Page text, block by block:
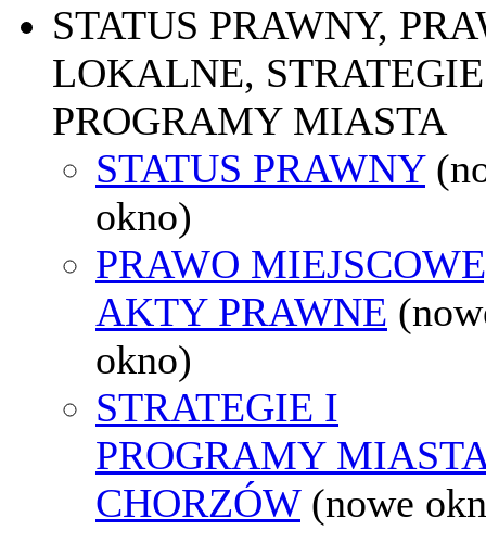
STATUS PRAWNY,
LOKALNE,
PROGRAMY MIASTA
STATUS PRAWNY
okno)
PRAWO
AKTY PRAWNE
okno)
STRATEGIE I
PROGRAMY
CHORZÓW (nowe